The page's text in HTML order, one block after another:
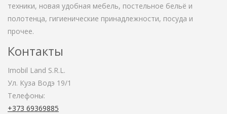
техники, новая удобная мебель, постельное бельё и
полотенца, гигиенические принадлежности, посуда и
прочее.
Контакты
Imobil Land S.R.L.
Ул. Куза Водэ 19/1
Телефоны:
+373 69369885